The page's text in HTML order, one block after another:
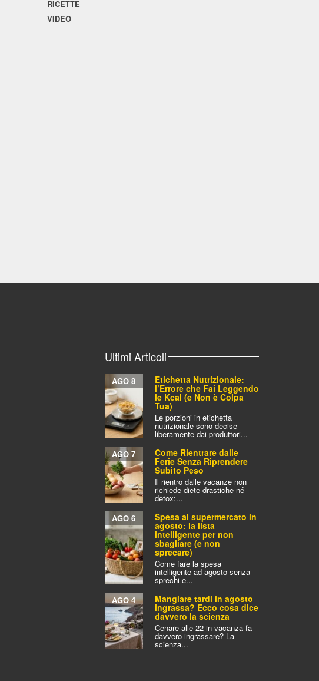
RICETTE
VIDEO
Ultimi Articoli
Etichetta Nutrizionale:
l’Errore che Fai Leggendo
le Kcal (e Non è Colpa
Tua)
AGO 8
Le porzioni in etichetta
nutrizionale sono decise
liberamente dai produttori...
Come Rientrare dalle
Ferie Senza Riprendere
Subito Peso
AGO 7
Il rientro dalle vacanze non
richiede diete drastiche né
detox:...
Spesa al supermercato in
agosto: la lista
intelligente per non
sbagliare (e non
sprecare)
AGO 6
Come fare la spesa
intelligente ad agosto senza
sprechi e...
Mangiare tardi in agosto
ingrassa? Ecco cosa dice
davvero la scienza
AGO 4
Cenare alle 22 in vacanza fa
davvero ingrassare? La
scienza...